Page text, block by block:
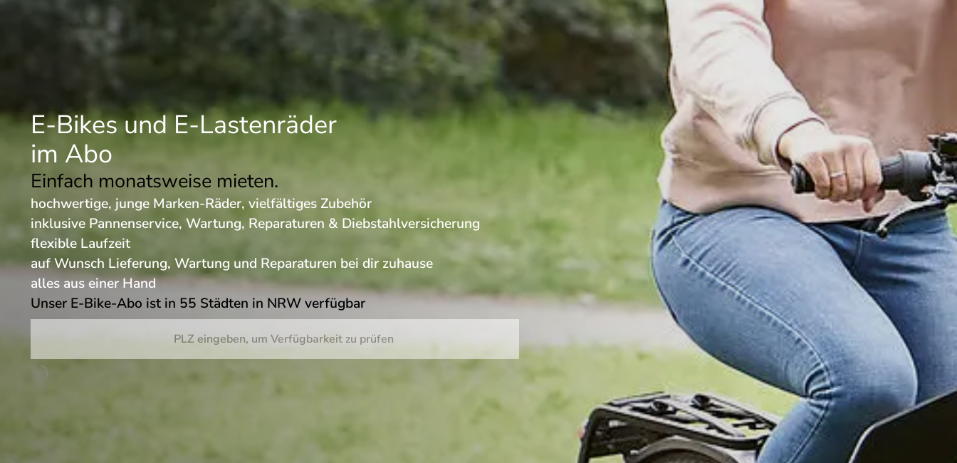
E-Bikes und E-Lastenräder
im Abo
Einfach monatsweise mieten.
hochwertige, junge Marken-Räder, vielfältiges Zubehör
inklusive Pannenservice, Wartung, Reparaturen & Diebstahlversicherung
flexible Laufzeit
auf Wunsch Lieferung, Wartung und Reparaturen bei dir zuhause
alles aus einer Hand
Unser E-Bike-Abo ist in 55 Städten in NRW verfügbar